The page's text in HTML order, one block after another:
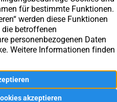
4,9/5
Exzellent
57
Kundenstimmen